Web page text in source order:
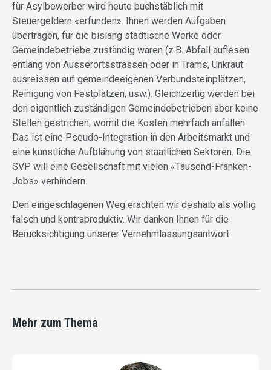
für Asylbewerber wird heute buchstäblich mit
Steuergeldern «erfunden». Ihnen werden Aufgaben
übertragen, für die bislang städtische Werke oder
Gemeindebetriebe zuständig waren (z.B. Abfall auflesen
entlang von Ausserortsstrassen oder in Trams, Unkraut
ausreissen auf gemeindeeigenen Verbundsteinplätzen,
Reinigung von Festplätzen, usw.). Gleichzeitig werden bei
den eigentlich zuständigen Gemeindebetrieben aber keine
Stellen gestrichen, womit die Kosten mehrfach anfallen.
Das ist eine Pseudo-Integration in den Arbeitsmarkt und
eine künstliche Aufblähung von staatlichen Sektoren. Die
SVP will eine Gesellschaft mit vielen «Tausend-Franken-
Jobs» verhindern.
Den eingeschlagenen Weg erachten wir deshalb als völlig
falsch und kontraproduktiv. Wir danken Ihnen für die
Berücksichtigung unserer Vernehmlassungsantwort.
Mehr zum Thema